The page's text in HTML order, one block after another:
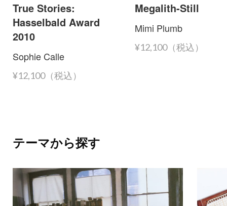
True Stories:
Hasselbald Award
2010
Sophie Calle
¥12,100（税込）
Megalith-Still
Mimi Plumb
¥12,100（税込）
テーマから探す